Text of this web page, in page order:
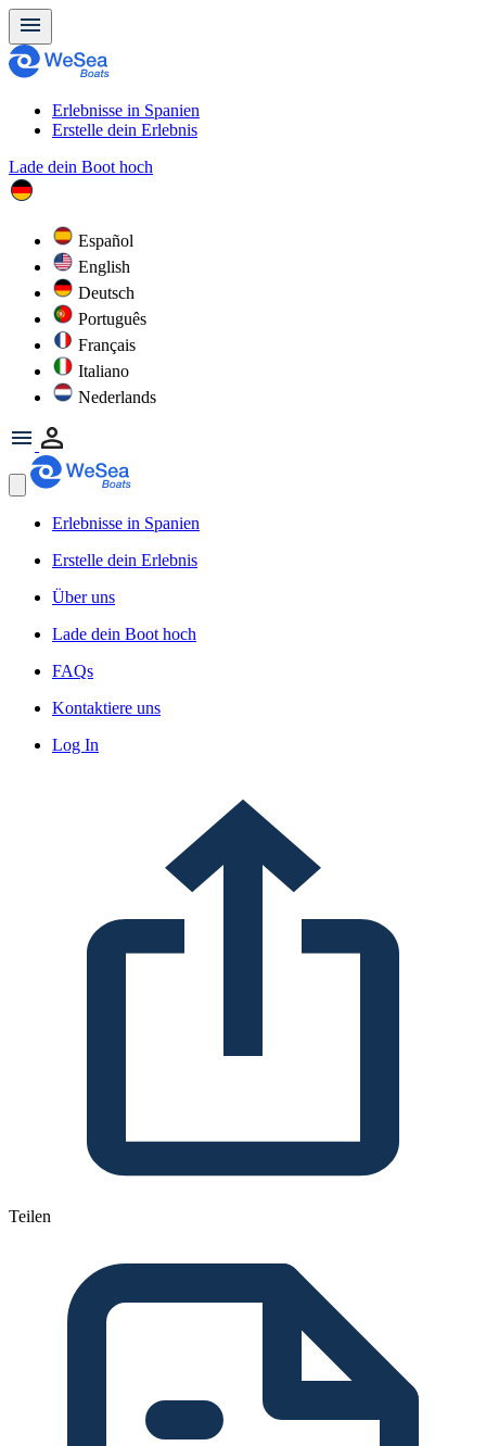
Erlebnisse in Spanien
Erstelle dein Erlebnis
Lade dein Boot hoch
Español
English
Deutsch
Português
Français
Italiano
Nederlands
Erlebnisse in Spanien
Erstelle dein Erlebnis
Über uns
Lade dein Boot hoch
FAQs
Kontaktiere uns
Log In
Teilen